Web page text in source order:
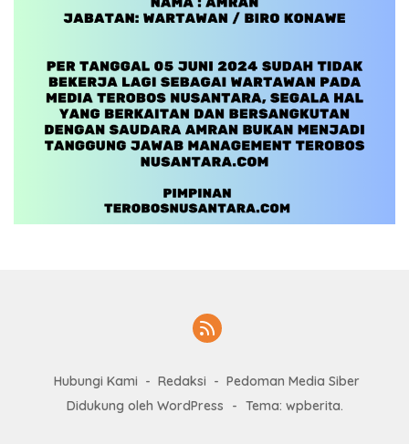
Hubungi Kami Redaksi
Pedoman Media Siber
Didukung oleh WordPress
- Tema: wpberita.